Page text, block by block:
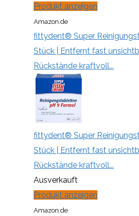
Produkt anzeigen
Amazon.de
fittydent® Super
Stück | Entfernt fast
Rückstände kraftvoll...
fittydent® Super
Stück | Entfernt fast
Rückstände kraftvoll...
Ausverkauft
Produkt anzeigen
Amazon.de